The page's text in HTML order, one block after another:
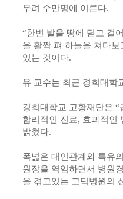
무려 수만명에 이른다.
“한번 발을 땅에 딛고 걸
을 활짝 펴 하늘을 쳐다
있는 것이다.
유 교수는 최근 경희대학
경희대학교 고황재단은
합리적인 진료, 효과적인
밝혔다.
폭넓은 대인관계와 특유
원장을 역임하면서 병원
을 겪고있는 고덕병원의